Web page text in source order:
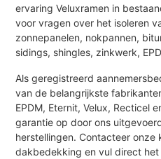
ervaring Veluxramen in
voor vragen over het isoleren
zonnepanelen, nokpannen,
sidings, shingles, zinkwerk,
Als geregistreerd
van de belangrijkste
EPDM, Eternit, Velux, Recticel
garantie op door ons
herstellingen. Contacteer onze
dakbedekking en vul direct